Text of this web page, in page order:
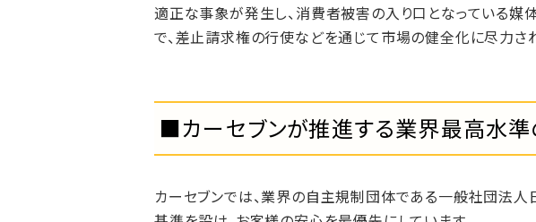
適正な事象が発生し、消費者被害の入り口となっている媒
で、差止請求権の行使などを通じて市場の健全化に尽力さ
■カーセブンが推進する業界最高水
カーセブンでは、業界の自主規制団体である一般社団法人